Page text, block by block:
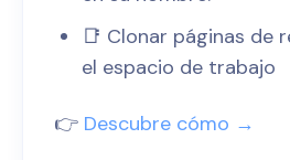
📑 Clonar páginas de
el espacio de trabajo
👉 Descubre cómo →